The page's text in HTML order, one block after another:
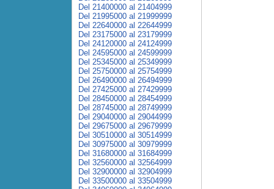
Del 21400000 al 21404999
Del 21995000 al 21999999
Del 22640000 al 22644999
Del 23175000 al 23179999
Del 24120000 al 24124999
Del 24595000 al 24599999
Del 25345000 al 25349999
Del 25750000 al 25754999
Del 26490000 al 26494999
Del 27425000 al 27429999
Del 28450000 al 28454999
Del 28745000 al 28749999
Del 29040000 al 29044999
Del 29675000 al 29679999
Del 30510000 al 30514999
Del 30975000 al 30979999
Del 31680000 al 31684999
Del 32560000 al 32564999
Del 32900000 al 32904999
Del 33500000 al 33504999